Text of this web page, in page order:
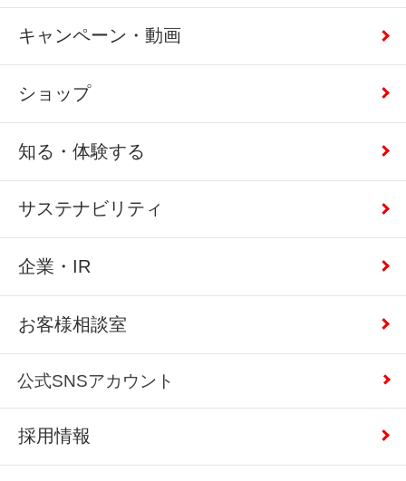
キャンペーン・動画
ショップ
知る・体験する
サステナビリティ
企業・IR
お客様相談室
公式SNSアカウント
採用情報